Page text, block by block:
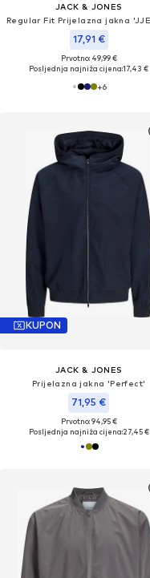
JACK & JONES
17,91 €
Prvotno: 49,99 €
Posljednja najniža cijena:17,43 €
+6
KUPON
JACK & JONES
Prijelazna jakna 'Perfect'
71,95 €
Prvotno: 94,95 €
Posljednja najniža cijena:27,45 €